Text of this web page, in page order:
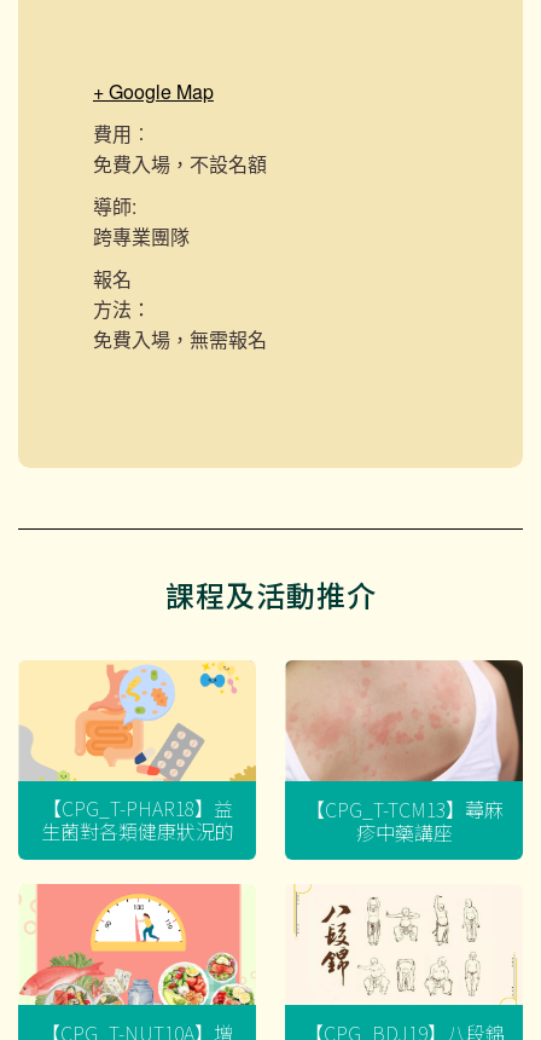
+ Google Map
費用︰
免費入場，不設名額
導師:
跨專業團隊
報名
方法：
免費入場，無需報名
課程及活動推介
【CPG_T-PHAR18】益
生菌對各類健康狀況的
迷思
【CPG_T-TCM13】蕁麻
疹中藥講座
【CPG_T-NUT10A】增 【CPG_BDJ19】八段錦